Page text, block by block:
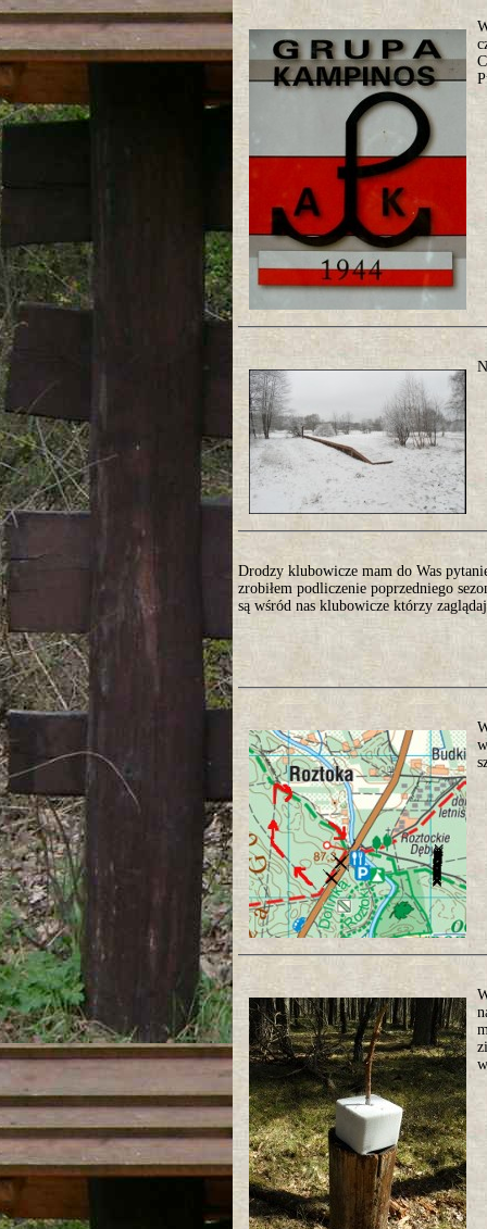
Drodzy klubowicze mam do Was
zrobiłem podliczenie poprzedniego
są wśród nas klubowicze którzy